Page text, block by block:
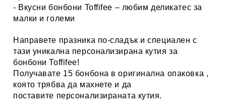
- Вкусни бонбони Toffifee – любим деликатес за
малки и големи
Направете празника по-сладък и специален с
тази уникална персонализирана кутия за
бонбони Toffifee!
Получавате 15 бонбона в оригинална опаковка ,
която трябва да махнете и да
поставите персонализираната кутия.